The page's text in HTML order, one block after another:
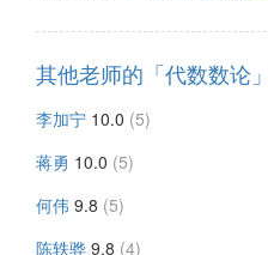
其他老师的「代数数论
李加宁 10.0 (5)
蒋勇 10.0 (5)
何伟 9.8 (5)
陈轶骅 9.8 (4)